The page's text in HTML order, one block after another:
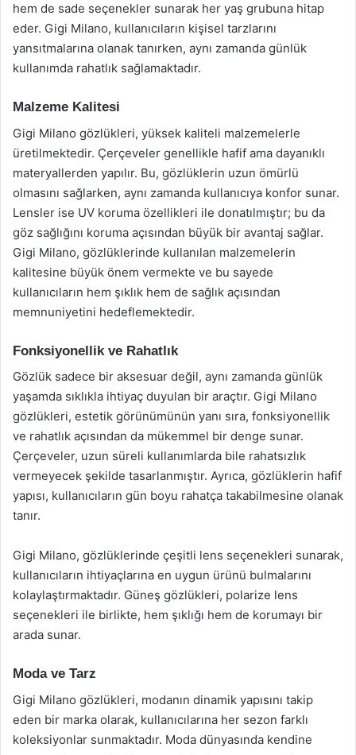
hem de sade seçenekler sunarak her yaş grubuna hitap
eder. Gigi Milano, kullanıcıların kişisel tarzlarını
yansıtmalarına olanak tanırken, aynı zamanda günlük
kullanımda rahatlık sağlamaktadır.
Malzeme Kalitesi
Gigi Milano gözlükleri, yüksek kaliteli malzemelerle
üretilmektedir. Çerçeveler genellikle hafif ama dayanıklı
materyallerden yapılır. Bu, gözlüklerin uzun ömürlü
olmasını sağlarken, aynı zamanda kullanıcıya konfor sunar.
Lensler ise UV koruma özellikleri ile donatılmıştır; bu da
göz sağlığını koruma açısından büyük bir avantaj sağlar.
Gigi Milano, gözlüklerinde kullanılan malzemelerin
kalitesine büyük önem vermekte ve bu sayede
kullanıcıların hem şıklık hem de sağlık açısından
memnuniyetini hedeflemektedir.
Fonksiyonellik ve Rahatlık
Gözlük sadece bir aksesuar değil, aynı zamanda günlük
yaşamda sıklıkla ihtiyaç duyulan bir araçtır. Gigi Milano
gözlükleri, estetik görünümünün yanı sıra, fonksiyonellik
ve rahatlık açısından da mükemmel bir denge sunar.
Çerçeveler, uzun süreli kullanımlarda bile rahatsızlık
vermeyecek şekilde tasarlanmıştır. Ayrıca, gözlüklerin hafif
yapısı, kullanıcıların gün boyu rahatça takabilmesine olanak
tanır.
Gigi Milano, gözlüklerinde çeşitli lens seçenekleri sunarak,
kullanıcıların ihtiyaçlarına en uygun ürünü bulmalarını
kolaylaştırmaktadır. Güneş gözlükleri, polarize lens
seçenekleri ile birlikte, hem şıklığı hem de korumayı bir
arada sunar.
Moda ve Tarz
Gigi Milano gözlükleri, modanın dinamik yapısını takip
eden bir marka olarak, kullanıcılarına her sezon farklı
koleksiyonlar sunmaktadır. Moda dünyasında kendine